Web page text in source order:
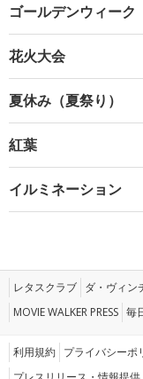
ゴールデンウィーク
花火大会
夏休み（夏祭り）
紅葉
イルミネーション
レタスクラブ ダ・ヴィン
MOVIE WALKER PRESS 毎
利用規約 プライバシーポ